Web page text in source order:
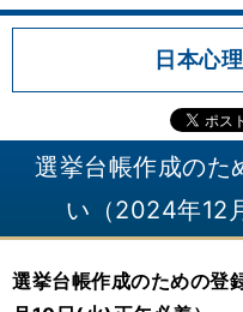
日本心
選挙台帳作成のた
い（2024年12
選挙台帳作成のための登